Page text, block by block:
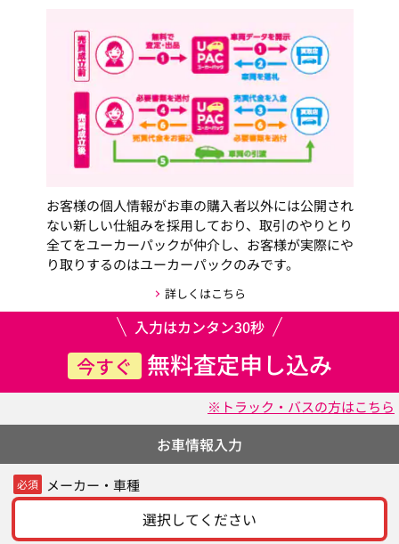
お客様の個人情報がお車の購入者以外には公開され
ない新しい仕組みを採用しており、取引のやりとり
全てをユーカーパックが仲介し、お客様が実際にや
り取りするのはユーカーパックのみです。
詳しくはこちら
入力はカンタン30秒
今すぐ 無料査定申し込み
※トラック・バスの方はこちら
お車情報入力
必須 メーカー・車種
選択してください